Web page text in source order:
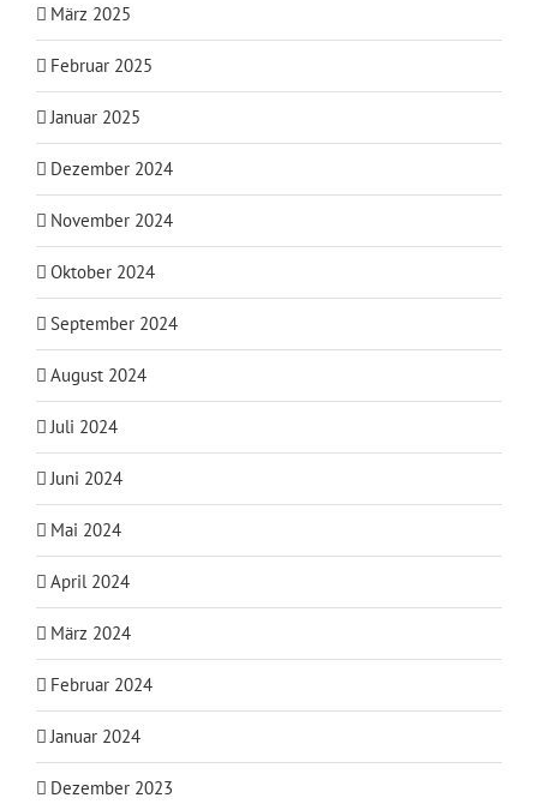
März 2025
Februar 2025
Januar 2025
Dezember 2024
November 2024
Oktober 2024
September 2024
August 2024
Juli 2024
Juni 2024
Mai 2024
April 2024
März 2024
Februar 2024
Januar 2024
Dezember 2023